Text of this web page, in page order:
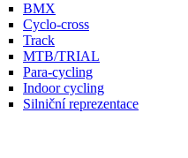
BMX
Cyclo-cross
Track
MTB/TRIAL
Para-cycling
Indoor cycling
Silniční reprezentace